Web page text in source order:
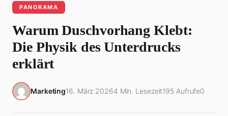
PANORAMA
Warum Duschvorhang Klebt:
Die Physik des Unterdrucks
erklärt
Marketing16. März 20264 Min. Lesezeit195 Aufrufe0